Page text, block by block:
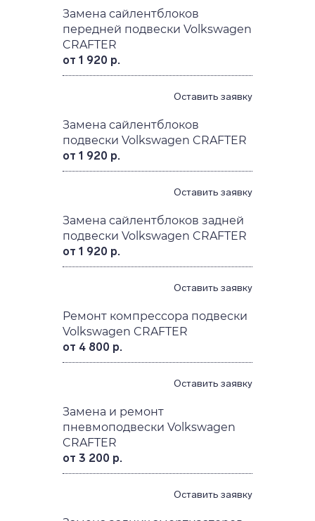
Замена сайлентблоков
передней подвески Volkswagen
CRAFTER
от 1 920 р.
Оставить заявку
Замена сайлентблоков
подвески Volkswagen CRAFTER
от 1 920 р.
Оставить заявку
Замена сайлентблоков задней
подвески Volkswagen CRAFTER
от 1 920 р.
Оставить заявку
Ремонт компрессора подвески
Volkswagen CRAFTER
от 4 800 р.
Оставить заявку
Замена и ремонт
пневмоподвески Volkswagen
CRAFTER
от 3 200 р.
Оставить заявку